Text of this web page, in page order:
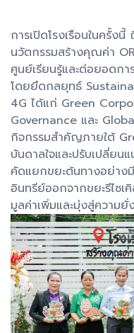
การเปิดโรงเรือนในครั้ง
นวัตกรรมสร้างคุณค่า
ศูนย์เรียนรู้และต่อยอดก
โดยยึดกลยุทธ์
4G ได้แก่ Green
Governance และ
กิจกรรมสำคัญภายใต้
บันดาลใจและปรับเปลี่ย
คัดแยกขยะต้นทางอย่าง
อินทรีย์ออกจากขยะรีไซเ
มูลค่าเพิ่มและมุ่งสู่ความ